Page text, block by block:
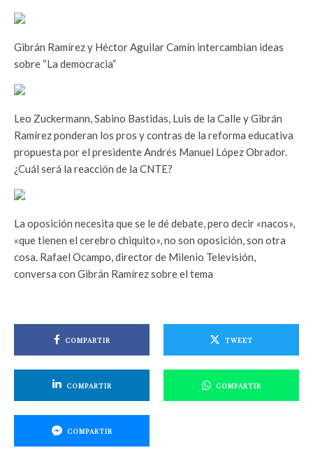
Gibrán Ramírez y Héctor Aguilar Camín intercambian ideas
sobre “La democracia”
Leo Zuckermann, Sabino Bastidas, Luis de la Calle y Gibrán
Ramírez ponderan los pros y contras de la reforma educativa
propuesta por el presidente Andrés Manuel López Obrador.
¿Cuál será la reacción de la CNTE?
La oposición necesita que se le dé debate, pero decir «nacos»,
«que tienen el cerebro chiquito», no son oposición, son otra
cosa. Rafael Ocampo, director de Milenio Televisión,
conversa con Gibrán Ramírez sobre el tema
COMPARTIR TWEET
COMPARTIR COMPARTIR
COMPARTIR